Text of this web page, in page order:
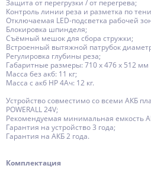
Защита от перегрузки / от перегрева;
Контроль линии реза и разметка по
Отключаемая LED-подсветка рабочей
Блокировка шпинделя;
Съёмный мешок для сбора стружки;
Встроенный вытяжной патрубок
Регулировка глубины реза;
Габаритные размеры: 710 x 476 x 512 мм
Масса без акб: 11 кг;
Масса с акб HP 4Ач: 12 кг.
Устройство совместимо со всеми АКБ
POWERALL 24V;
Рекомендуемая минимальная емкость
Гарантия на устройство 3 года;
Гарантия на АКБ 2 года.
Комплектация